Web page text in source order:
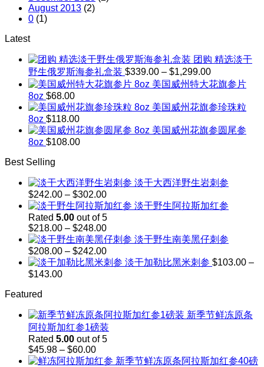
August 2013 (2)
0 (1)
Latest
团购 精选淡干
野生俄罗斯海参礼盒装 $339.00 – $1,299.00Price
range:
$339.00
through
$1,299.00
美国威州特大花旗参片
8oz $68.00
美国威州花旗参珍珠粒
8oz $118.00
美国威州花旗参圆尾参
8oz $108.00
Best Selling
淡干大西洋野生岩刺参
$242.00 – $302.00Price
range:
$242.00
through
$302.00
淡干野生阿拉斯加红参
Rated 5.00 out of 5
$218.00 – $248.00Price
range:
$218.00
through
$248.00
淡干野生南美黑仔刺参
$208.00 – $242.00Price
range:淡干加勒比黑米刺参 $103.00 –
$143.00Price
$143.00
Featured
新季节鲜冻原条
阿拉斯加红参1磅装
Rated 5.00 out of 5
$45.98 – $60.00Price
range:新季节鲜冻原条阿拉斯加红参40磅